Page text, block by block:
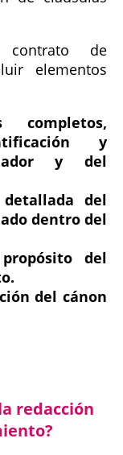
de
elementos
completos,
y
y del
del
dentro del
del
del cánon
redacción